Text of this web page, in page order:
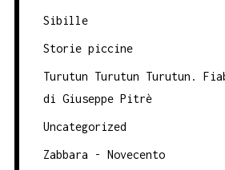
Sibille
Storie piccine
Turutun Turutun Turutun.
di Giuseppe Pitrè
Uncategorized
Zabbara - Novecento